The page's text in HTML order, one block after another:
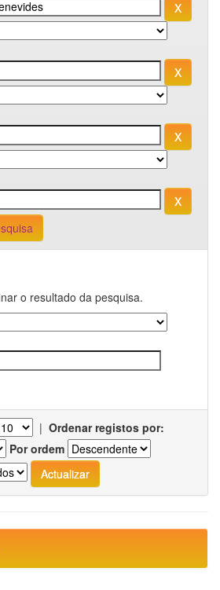
o resultado da pesquisa.
| Ordenar registos por:
Por ordem